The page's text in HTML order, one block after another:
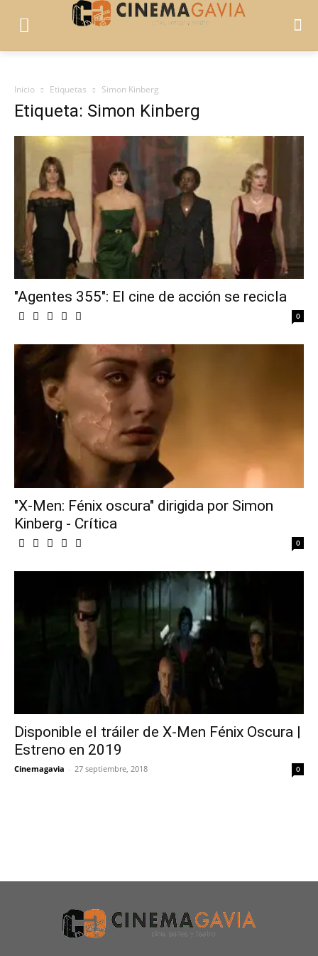
Inicio Etiquetas Simon Kinberg
Etiqueta: Simon Kinberg
"Agentes 355": El cine de acción se recicla
0
"X-Men: Fénix oscura" dirigida por Simon
Kinberg - Crítica
0
Disponible el tráiler de X-Men Fénix Oscura |
Estreno en 2019
Cinemagavia - 27 septiembre, 2018 0